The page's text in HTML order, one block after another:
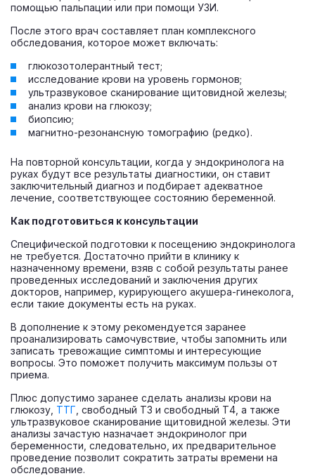
помощью пальпации или при помощи УЗИ.
После этого врач составляет план комплексного
обследования, которое может включать:
глюкозотолерантный тест;
исследование крови на уровень гормонов;
ультразвуковое сканирование щитовидной железы;
анализ крови на глюкозу;
биопсию;
магнитно-резонансную томографию (редко).
На повторной консультации, когда у эндокринолога на
руках будут все результаты диагностики, он ставит
заключительный диагноз и подбирает адекватное
лечение, соответствующее состоянию беременной.
Как подготовиться к консультации
Специфической подготовки к посещению эндокринолога
не требуется. Достаточно прийти в клинику к
назначенному времени, взяв с собой результаты ранее
проведенных исследований и заключения других
докторов, например, курирующего акушера-гинеколога,
если такие документы есть на руках.
В дополнение к этому рекомендуется заранее
проанализировать самочувствие, чтобы запомнить или
записать тревожащие симптомы и интересующие
вопросы. Это поможет получить максимум пользы от
приема.
Плюс допустимо заранее сделать анализы крови на
глюкозу, ТТГ , свободный Т3 и свободный Т4, а также
ультразвуковое сканирование щитовидной железы. Эти
анализы зачастую назначает эндокринолог при
беременности, следовательно, их предварительное
проведение позволит сократить затраты времени на
обследование.